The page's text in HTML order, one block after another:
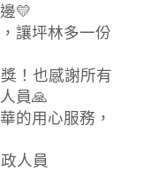
💛
讓坪林多一份
！也感謝所有
員🙏
的用心服務，
人員